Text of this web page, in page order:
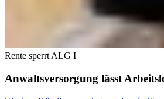
Rente sperrt ALG I
Anwaltsversorgung lässt